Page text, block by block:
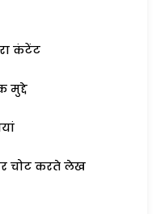
कंटेंट
मुद्दे
चोट करते लेख